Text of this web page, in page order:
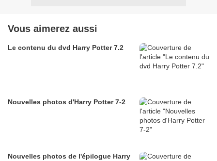
Vous aimerez aussi
Le contenu du dvd Harry Potter 7.2
Nouvelles photos d'Harry Potter 7-2
Nouvelles photos de l'épilogue Harry